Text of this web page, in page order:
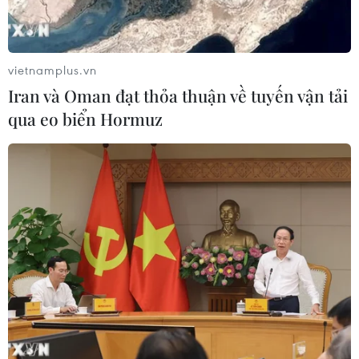
Tesla lên kế hoạch mở rộng sản xuất
và tạo thêm việc làm tại Đức
20/07/2026 09:10
Báo Indonesia: Việt Nam có lợi thế
trong cuộc đua hút đầu tư xe điện
18/07/2026 13:38
Mỹ buộc Tesla phải sửa lỗi đèn pha
gây chói cho gần 20.000 xe
17/07/2026 05:42
vietnamplus.vn
Iran và Oman đạt thỏa thuận về tuyến vận tải
qua eo biển Hormuz